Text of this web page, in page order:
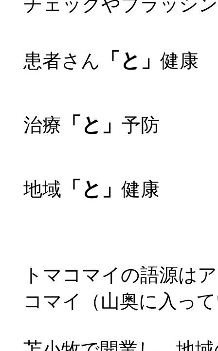
チェックやブラッシ
患者さん 「と」健康
治療 「と」 予防
地域 「と」健康
トマコマイの語源は
コマイ（山奥に入っ